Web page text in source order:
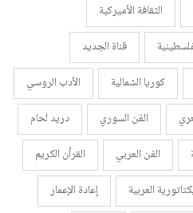
الثقافة الأميركية
قناة الجديد
كوريا الشمالية
الأدب الروسي
الفن السوري
دريد لحام
الفن العربي
القرأن الكريم
العربية
إعادة الإعمار